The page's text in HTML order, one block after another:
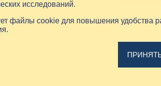
исследований.
файлы cookie для повышения